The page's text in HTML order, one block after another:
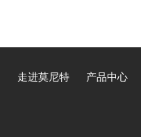
走进莫尼特 产品中心